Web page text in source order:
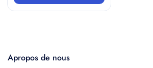
Apropos de nous